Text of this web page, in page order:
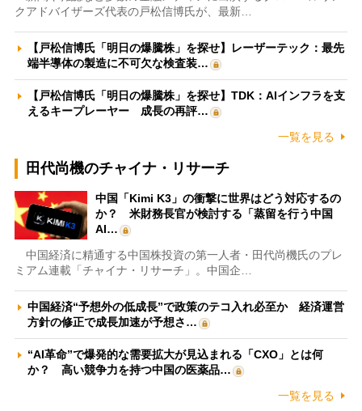
クアドバイザーズ代表の戸松信博氏が、最新…
【戸松信博氏「明日の爆騰株」を探せ】レーザーテック：最先
端半導体の製造に不可欠な検査装…
【戸松信博氏「明日の爆騰株」を探せ】TDK：AIインフラを支
えるキープレーヤー 成長の再評…
一覧を見る
田代尚機のチャイナ・リサーチ
中国「Kimi K3」の衝撃に世界はどう対応するの
か？ 米財務長官が検討する「蒸留を行う中国
AI…
中国経済に精通する中国株投資の第一人者・田代尚機氏のプレ
ミアム連載「チャイナ・リサーチ」。中国企…
中国経済“予想外の低成長”で政策のテコ入れ必至か 経済運営
方針の修正で成長加速が予想さ…
“AI革命”で爆発的な需要拡大が見込まれる「CXO」とは何
か？ 高い競争力を持つ中国の医薬品…
一覧を見る